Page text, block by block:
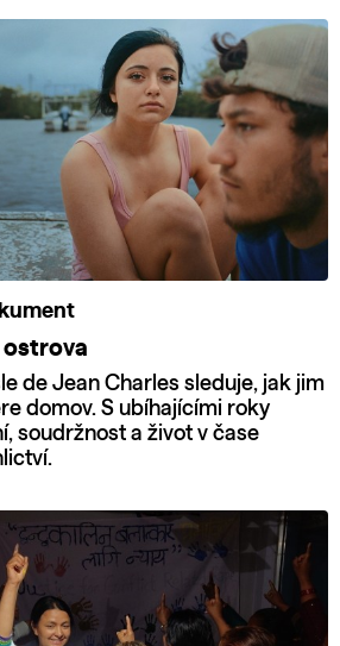
ostrova
de Jean Charles sleduje, jak jim
domov. S ubíhajícími roky
soudržnost a život v čase